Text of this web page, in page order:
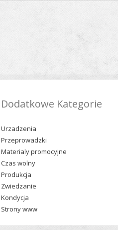
Dodatkowe Kategorie
Urzadzenia
Przeprowadzki
Materialy promocyjne
Czas wolny
Produkcja
Zwiedzanie
Kondycja
Strony www